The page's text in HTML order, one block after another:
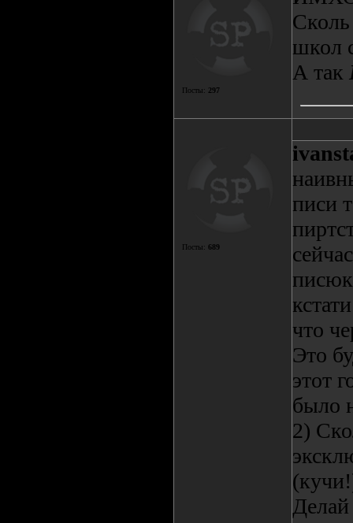
Посты: 297
школ
А так
Посты: 689
писи
что
Это
этот
было
2)